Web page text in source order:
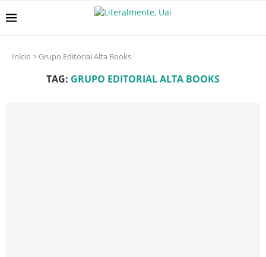
Início > Grupo Editorial Alta Books
TAG: GRUPO EDITORIAL ALTA BOOKS